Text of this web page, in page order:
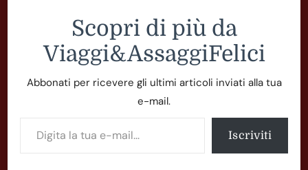
Scopri di più da
Viaggi&AssaggiFelici
Abbonati per ricevere gli ultimi articoli inviati alla tua
e-mail.
Iscriviti